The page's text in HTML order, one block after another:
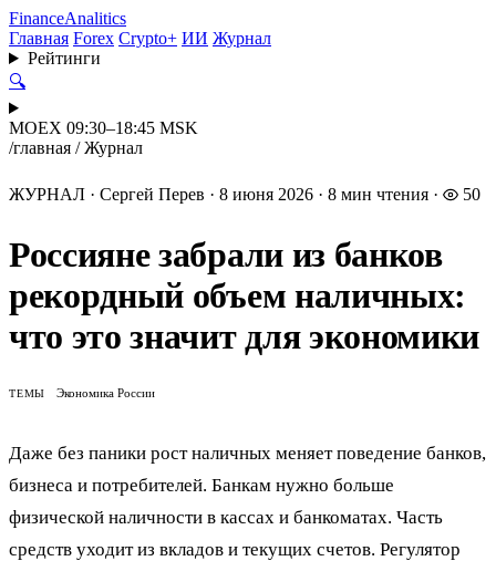
FinanceAnalitics
Главная Forex Crypto+ ИИ Журнал
Рейтинги
🔍
MOEX 09:30–18:45 MSK
/главная / Журнал
ЖУРНАЛ · Сергей Перев · 8 июня 2026 · 8 мин чтения · 50
Россияне забрали из банков
рекордный объем наличных:
что это значит для экономики
ТЕМЫ Экономика России
Даже без паники рост наличных меняет поведение банков,
бизнеса и потребителей. Банкам нужно больше
физической наличности в кассах и банкоматах. Часть
средств уходит из вкладов и текущих счетов. Регулятор